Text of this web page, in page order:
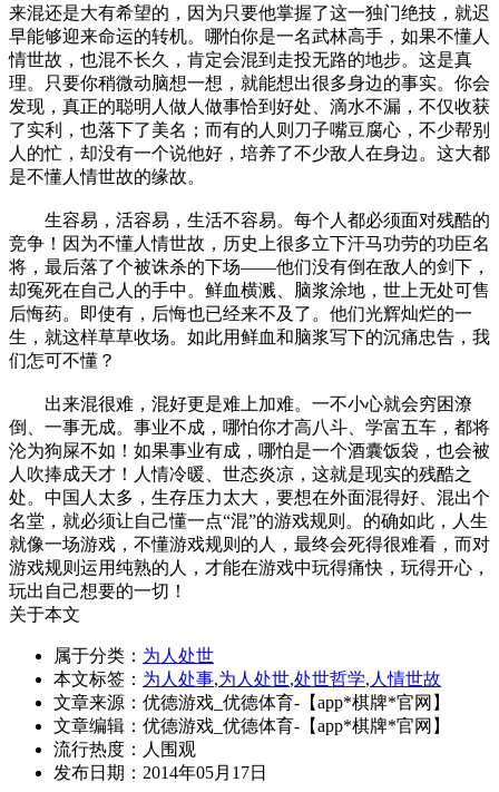
来混还是大有希望的，因为只要他掌握了这一独门绝技，就迟
早能够迎来命运的转机。哪怕你是一名武林高手，如果不懂人
情世故，也混不长久，肯定会混到走投无路的地步。这是真
理。只要你稍微动脑想一想，就能想出很多身边的事实。你会
发现，真正的聪明人做人做事恰到好处、滴水不漏，不仅收获
了实利，也落下了美名；而有的人则刀子嘴豆腐心，不少帮别
人的忙，却没有一个说他好，培养了不少敌人在身边。这大都
是不懂人情世故的缘故。
生容易，活容易，生活不容易。每个人都必须面对残酷的
竞争！因为不懂人情世故，历史上很多立下汗马功劳的功臣名
将，最后落了个被诛杀的下场——他们没有倒在敌人的剑下，
却冤死在自己人的手中。鲜血横溅、脑浆涂地，世上无处可售
后悔药。即使有，后悔也已经来不及了。他们光辉灿烂的一
生，就这样草草收场。如此用鲜血和脑浆写下的沉痛忠告，我
们怎可不懂？
出来混很难，混好更是难上加难。一不小心就会穷困潦
倒、一事无成。事业不成，哪怕你才高八斗、学富五车，都将
沦为狗屎不如！如果事业有成，哪怕是一个酒囊饭袋，也会被
人吹捧成天才！人情冷暖、世态炎凉，这就是现实的残酷之
处。中国人太多，生存压力太大，要想在外面混得好、混出个
名堂，就必须让自己懂一点“混”的游戏规则。的确如此，人生
就像一场游戏，不懂游戏规则的人，最终会死得很难看，而对
游戏规则运用纯熟的人，才能在游戏中玩得痛快，玩得开心，
玩出自己想要的一切！
关于本文
属于分类： 为人处世
本文标签： 为人处事,为人处世,处世哲学, 人情世故
文章来源：优德游戏_优德体育-【app*棋牌*官网】
文章编辑：优德游戏_优德体育-【app*棋牌*官网】
流行热度： 人围观
发布日期：2014年05月17日